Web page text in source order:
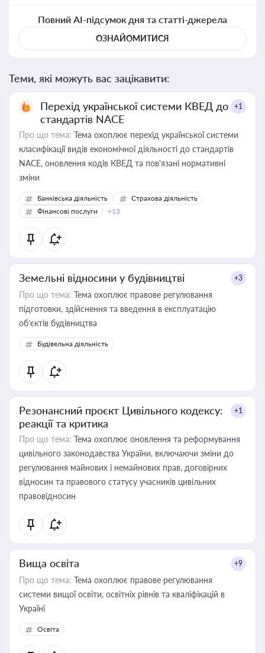
Повний AI-підсумок дня та статті-джерела
ОЗНАЙОМИТИСЯ
Теми, які можуть вас зацікавити:
Перехід української системи КВЕД до
стандартів NACE
+1
Про що тема: Тема охоплює перехід української системи
класифікації видів економічної діяльності до стандартів
NACE, оновлення кодів КВЕД та пов'язані нормативні
зміни
Банківська діяльність
Страхова діяльність
Фінансові послуги
+13
Земельні відносини у будівництві +3
Про що тема: Тема охоплює правове регулювання
підготовки, здійснення та введення в експлуатацію
об’єктів будівництва
Будівельна діяльність
Резонансний проєкт Цивільного кодексу:
реакції та критика
+1
Про що тема: Тема охоплює оновлення та реформування
цивільного законодавства України, включаючи зміни до
регулювання майнових і немайнових прав, договірних
відносин та правового статусу учасників цивільних
правовідносин
Вища освіта +9
Про що тема: Тема охоплює правове регулювання
системи вищої освіти, освітніх рівнів та кваліфікацій в
Україні
Освіта